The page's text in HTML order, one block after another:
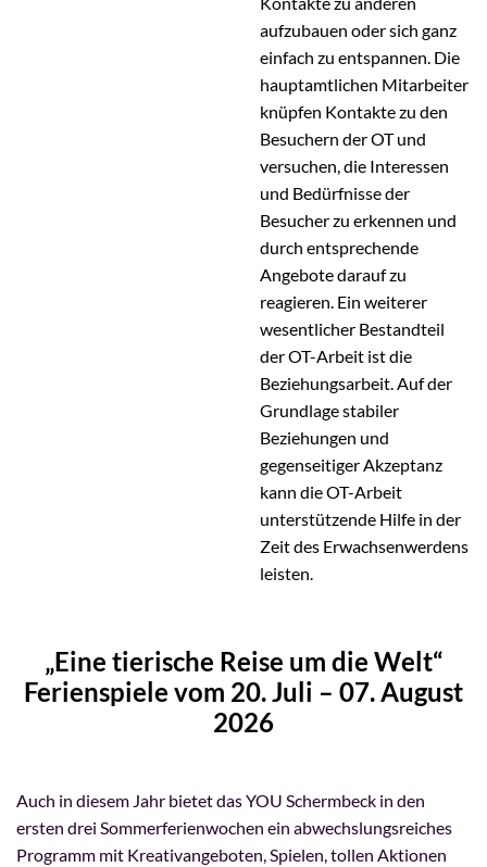
aufzubauen oder sich ganz
einfach zu entspannen. Die
hauptamtlichen Mitarbeiter
knüpfen Kontakte zu den
Besuchern der OT und
versuchen, die Interessen
und Bedürfnisse der
Besucher zu erkennen und
durch entsprechende
Angebote darauf zu
reagieren. Ein weiterer
wesentlicher Bestandteil
der OT-Arbeit ist die
Beziehungsarbeit. Auf der
Grundlage stabiler
Beziehungen und
gegenseitiger Akzeptanz
kann die OT-Arbeit
unterstützende Hilfe in der
Zeit des Erwachsenwerdens
leisten.
„Eine tierische Reise um die Welt“
Ferienspiele vom 20. Juli – 07. August
2026
Auch in diesem Jahr bietet das YOU Schermbeck in den
ersten drei Sommerferienwochen ein abwechslungsreiches
Programm mit Kreativangeboten, Spielen, tollen Aktionen